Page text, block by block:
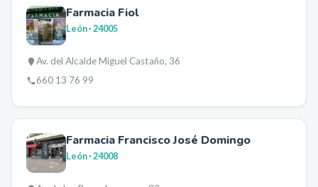
Farmacia Fiol
León· 24005
Av. del Alcalde Miguel Castaño, 36
660 13 76 99
Farmacia Francisco José Domingo
León· 24008